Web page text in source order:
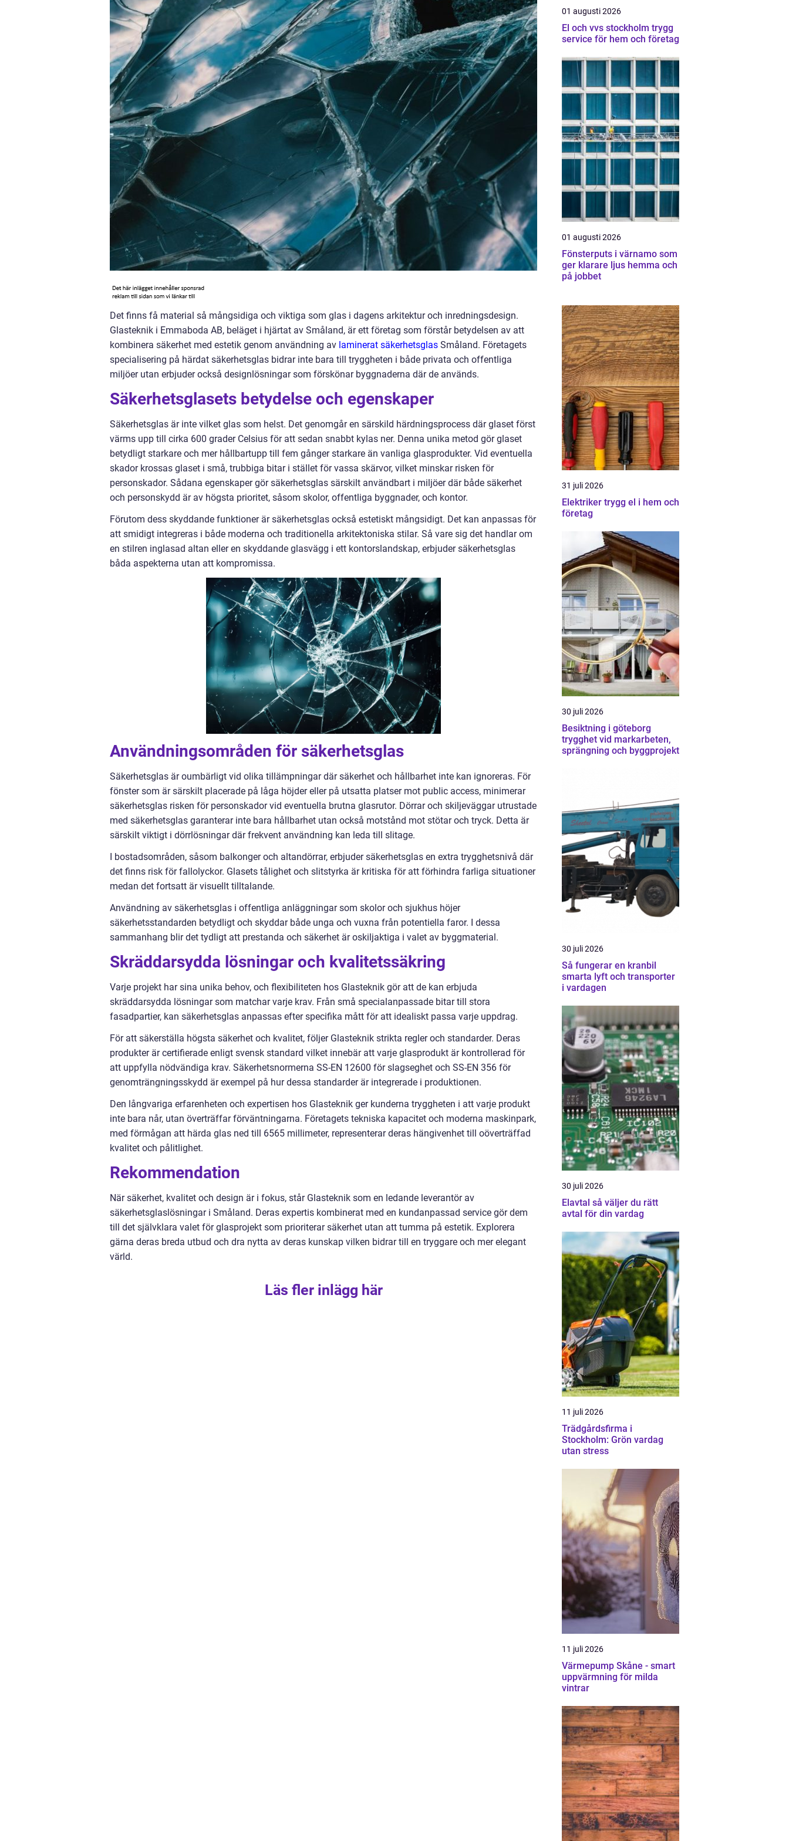
Det finns få material så mångsidiga och viktiga som glas i dagens arkitektur och inredningsdesign.
Glasteknik i Emmaboda AB, beläget i hjärtat av Småland, är ett företag som förstår betydelsen av att
kombinera säkerhet med estetik genom användning av laminerat säkerhetsglas Småland. Företagets
specialisering på härdat säkerhetsglas bidrar inte bara till tryggheten i både privata och offentliga
miljöer utan erbjuder också designlösningar som förskönar byggnaderna där de används.
Säkerhetsglasets betydelse och egenskaper
Säkerhetsglas är inte vilket glas som helst. Det genomgår en särskild härdningsprocess där glaset först
värms upp till cirka 600 grader Celsius för att sedan snabbt kylas ner. Denna unika metod gör glaset
betydligt starkare och mer hållbartupp till fem gånger starkare än vanliga glasprodukter. Vid eventuella
skador krossas glaset i små, trubbiga bitar i stället för vassa skärvor, vilket minskar risken för
personskador. Sådana egenskaper gör säkerhetsglas särskilt användbart i miljöer där både säkerhet
och personskydd är av högsta prioritet, såsom skolor, offentliga byggnader, och kontor.
Förutom dess skyddande funktioner är säkerhetsglas också estetiskt mångsidigt. Det kan anpassas för
att smidigt integreras i både moderna och traditionella arkitektoniska stilar. Så vare sig det handlar om
en stilren inglasad altan eller en skyddande glasvägg i ett kontorslandskap, erbjuder säkerhetsglas
båda aspekterna utan att kompromissa.
Användningsområden för säkerhetsglas
Säkerhetsglas är oumbärligt vid olika tillämpningar där säkerhet och hållbarhet inte kan ignoreras. För
fönster som är särskilt placerade på låga höjder eller på utsatta platser mot public access, minimerar
säkerhetsglas risken för personskador vid eventuella brutna glasrutor. Dörrar och skiljeväggar utrustade
med säkerhetsglas garanterar inte bara hållbarhet utan också motstånd mot stötar och tryck. Detta är
särskilt viktigt i dörrlösningar där frekvent användning kan leda till slitage.
I bostadsområden, såsom balkonger och altandörrar, erbjuder säkerhetsglas en extra trygghetsnivå där
det finns risk för fallolyckor. Glasets tålighet och slitstyrka är kritiska för att förhindra farliga situationer
medan det fortsatt är visuellt tilltalande.
Användning av säkerhetsglas i offentliga anläggningar som skolor och sjukhus höjer
säkerhetsstandarden betydligt och skyddar både unga och vuxna från potentiella faror. I dessa
sammanhang blir det tydligt att prestanda och säkerhet är oskiljaktiga i valet av byggmaterial.
Skräddarsydda lösningar och kvalitetssäkring
Varje projekt har sina unika behov, och flexibiliteten hos Glasteknik gör att de kan erbjuda
skräddarsydda lösningar som matchar varje krav. Från små specialanpassade bitar till stora
fasadpartier, kan säkerhetsglas anpassas efter specifika mått för att idealiskt passa varje uppdrag.
För att säkerställa högsta säkerhet och kvalitet, följer Glasteknik strikta regler och standarder. Deras
produkter är certifierade enligt svensk standard vilket innebär att varje glasprodukt är kontrollerad för
att uppfylla nödvändiga krav. Säkerhetsnormerna SS-EN 12600 för slagseghet och SS-EN 356 för
genomträngningsskydd är exempel på hur dessa standarder är integrerade i produktionen.
Den långvariga erfarenheten och expertisen hos Glasteknik ger kunderna tryggheten i att varje produkt
inte bara når, utan överträffar förväntningarna. Företagets tekniska kapacitet och moderna maskinpark,
med förmågan att härda glas ned till 6565 millimeter, representerar deras hängivenhet till oöverträffad
kvalitet och pålitlighet.
Rekommendation
När säkerhet, kvalitet och design är i fokus, står Glasteknik som en ledande leverantör av
säkerhetsglaslösningar i Småland. Deras expertis kombinerat med en kundanpassad service gör dem
till det självklara valet för glasprojekt som prioriterar säkerhet utan att tumma på estetik. Explorera
gärna deras breda utbud och dra nytta av deras kunskap vilken bidrar till en tryggare och mer elegant
värld.
Läs fler inlägg här
01 augusti 2026
El och vvs stockholm trygg
service för hem och företag
01 augusti 2026
Fönsterputs i värnamo som
ger klarare ljus hemma och
på jobbet
31 juli 2026
Elektriker trygg el i hem och
företag
30 juli 2026
Besiktning i göteborg
trygghet vid markarbeten,
sprängning och byggprojekt
30 juli 2026
Så fungerar en kranbil
smarta lyft och transporter
i vardagen
30 juli 2026
Elavtal så väljer du rätt
avtal för din vardag
11 juli 2026
Trädgårdsfirma i
Stockholm: Grön vardag
utan stress
11 juli 2026
Värmepump Skåne - smart
uppvärmning för milda
vintrar